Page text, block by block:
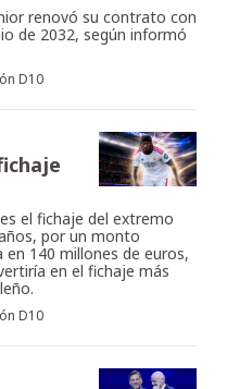
renovó su contrato con
de 2032, según informó
D10
el fichaje del extremo
por un monto
140 millones de euros,
en el fichaje más
D10